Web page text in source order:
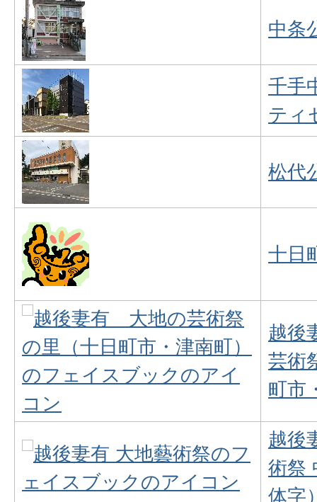
中条
千手
ティ
松代
十日
越後
芸術
町市
越後
術祭
体字